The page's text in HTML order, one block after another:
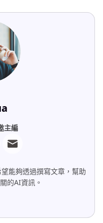
主編
能夠透過撰寫文章，幫助
的AI資訊。